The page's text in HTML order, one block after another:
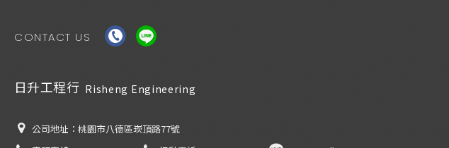
CONTACT US
日升工程行 Risheng Engineering
公司地址： 桃園市八德區崁頂路77號